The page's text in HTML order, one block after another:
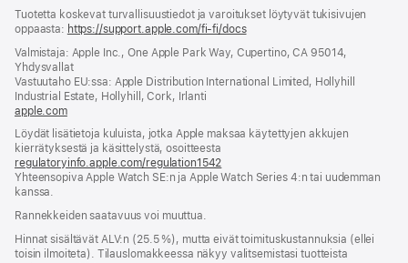
Tuotetta koskevat turvallisuustiedot ja varoitukset löytyvät tukisivujen
oppaasta: https://support.apple.com/fi-fi/docs(avautuu
ikkunaan)
Valmistaja: Apple Inc., One Apple Park Way, Cupertino, CA 95014,
Yhdysvallat
Vastuutaho EU:ssa: Apple Distribution International Limited, Hollyhill
Industrial Estate, Hollyhill, Cork, Irlanti
apple.com(avautuu
uuteen
ikkunaan)
Löydät lisätietoja kuluista, jotka Apple maksaa käytettyjen akkujen
kierrätyksestä ja käsittelystä, osoitteesta
regulatoryinfo.apple.com/regulation1542
uuteen
Yhteensopiva Apple Watch SE:n ja Apple Watch Series 4:n tai uudemman
kanssa.
Rannekkeiden saatavuus voi muuttua.
Hinnat sisältävät ALV:n (25.5 %), mutta eivät toimitus­kustannuksia (ellei
toisin ilmoiteta). Tilauslomakkeessa näkyy valitsemistasi tuotteista